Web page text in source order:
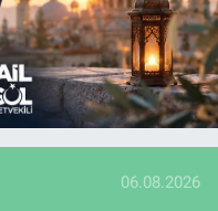
06.08.2026